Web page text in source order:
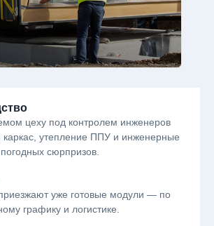
цеху под контролем инженеров
каркас, утепление ППУ и инженерные
сюрпризов.
уже готовые модули — по
графику и логистике.